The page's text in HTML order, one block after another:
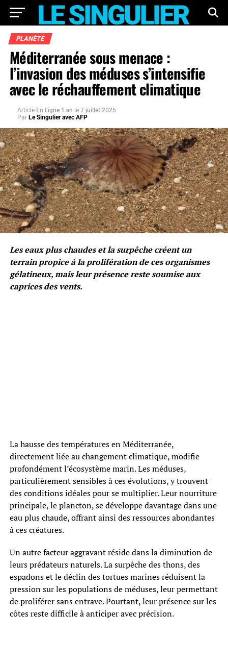
PLANÈTE
Méditerranée sous menace :
l’invasion des méduses s’intensifie
avec le réchauffement climatique
Article En Ligne 1 an le 7 juillet 2025
Par Le Singulier avec AFP
Les eaux plus chaudes et la surpêche créent un
terrain propice à la prolifération de ces organismes
gélatineux, mais leur présence reste soumise aux
caprices des vents.
La hausse des températures en Méditerranée,
directement liée au changement climatique, modifie
profondément l’écosystème marin. Les méduses,
particulièrement sensibles à ces évolutions, y trouvent
des conditions idéales pour se multiplier. Leur nourriture
principale, le plancton, se développe davantage dans une
eau plus chaude, offrant ainsi des ressources abondantes
à ces créatures.
Un autre facteur aggravant réside dans la diminution de
leurs prédateurs naturels. La surpêche des thons, des
espadons et le déclin des tortues marines réduisent la
pression sur les populations de méduses, leur permettant
de proliférer sans entrave. Pourtant, leur présence sur les
côtes reste difficile à anticiper avec précision.